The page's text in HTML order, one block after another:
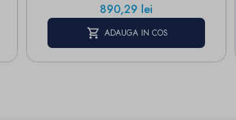
Pret
890,29 lei
ADAUGA IN COS